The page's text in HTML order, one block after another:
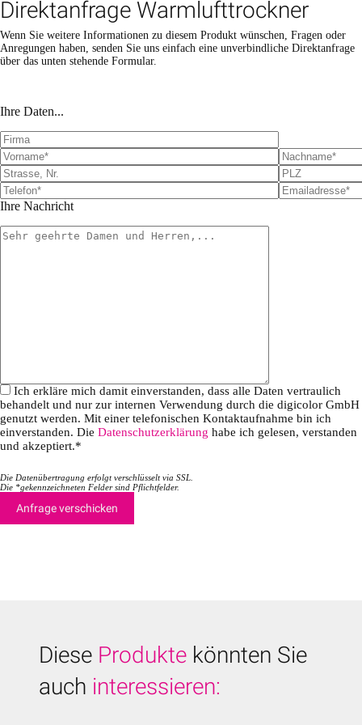
Direktanfrage Warmlufttrockner
Wenn Sie weitere Informationen zu diesem Produkt wünschen, Fragen oder
Anregungen haben, senden Sie uns einfach eine unverbindliche Direktanfrage
über das unten stehende Formular.
Ihre Daten...
Ihre Nachricht
Ich erkläre mich damit einverstanden, dass alle Daten vertraulich
behandelt und nur zur internen Verwendung durch die digicolor GmbH
genutzt werden. Mit einer telefonischen Kontaktaufnahme bin ich
einverstanden. Die Datenschutzerklärung habe ich gelesen, verstanden
und akzeptiert.*
Die Datenübertragung erfolgt verschlüsselt via SSL.
Die *gekennzeichneten Felder sind Pflichtfelder.
Diese Produkte könnten Sie
auch interessieren: